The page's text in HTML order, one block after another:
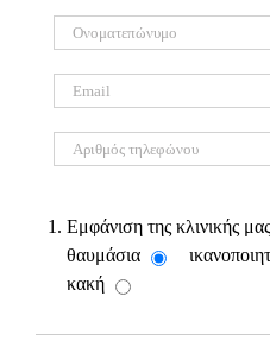
1. Εμφάνιση της κλινικής μας
θαυμάσια
κακή